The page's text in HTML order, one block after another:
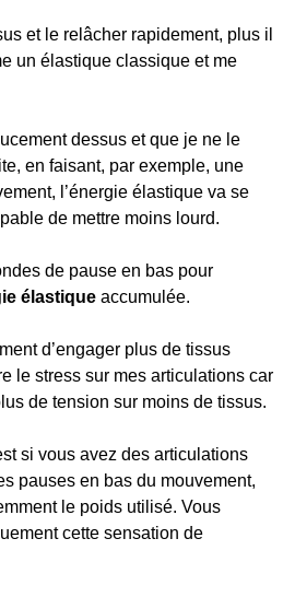
et le relâcher rapidement, plus il
un élastique classique et me
dessus et que je ne le
en faisant, par exemple, une
l’énergie élastique va se
de mettre moins lourd.
de pause en bas pour
élastique accumulée.
d’engager plus de tissus
le stress sur mes articulations car
de tension sur moins de tissus.
si vous avez des articulations
pauses en bas du mouvement,
le poids utilisé. Vous
cette sensation de